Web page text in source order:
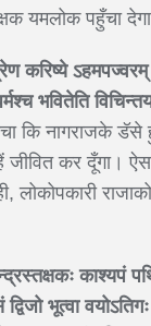
यमलोक पहुँचा
करिष्ये
भवितेति
कि नागराजके डॅसे
जीवित कर दूँगा।
लोकोपकारी
काश्यपं
भूत्वा